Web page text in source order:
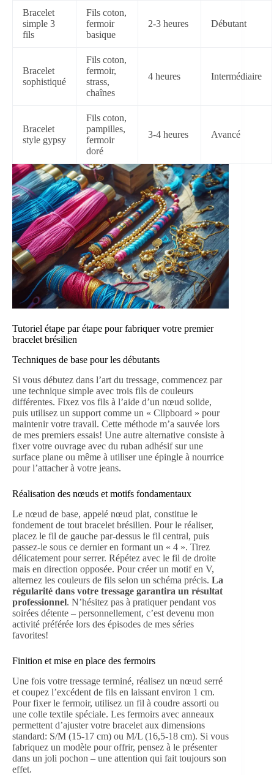
Bracelet
simple 3
fils
Fils coton,
fermoir
basique
2-3 heures Débutant
Bracelet
sophistiqué
Fils coton,
fermoir,
strass,
chaînes
4 heures Intermédiaire
Bracelet
style gypsy
Fils coton,
pampilles,
fermoir
doré
3-4 heures Avancé
Tutoriel étape par étape pour fabriquer votre premier
bracelet brésilien
Techniques de base pour les débutants
Si vous débutez dans l’art du tressage, commencez par
une technique simple avec trois fils de couleurs
différentes. Fixez vos fils à l’aide d’un nœud solide,
puis utilisez un support comme un « Clipboard » pour
maintenir votre travail. Cette méthode m’a sauvée lors
de mes premiers essais! Une autre alternative consiste à
fixer votre ouvrage avec du ruban adhésif sur une
surface plane ou même à utiliser une épingle à nourrice
pour l’attacher à votre jeans.
Réalisation des nœuds et motifs fondamentaux
Le nœud de base, appelé nœud plat, constitue le
fondement de tout bracelet brésilien. Pour le réaliser,
placez le fil de gauche par-dessus le fil central, puis
passez-le sous ce dernier en formant un « 4 ». Tirez
délicatement pour serrer. Répétez avec le fil de droite
mais en direction opposée. Pour créer un motif en V,
alternez les couleurs de fils selon un schéma précis. La
régularité dans votre tressage garantira un résultat
professionnel. N’hésitez pas à pratiquer pendant vos
soirées détente – personnellement, c’est devenu mon
activité préférée lors des épisodes de mes séries
favorites!
Finition et mise en place des fermoirs
Une fois votre tressage terminé, réalisez un nœud serré
et coupez l’excédent de fils en laissant environ 1 cm.
Pour fixer le fermoir, utilisez un fil à coudre assorti ou
une colle textile spéciale. Les fermoirs avec anneaux
permettent d’ajuster votre bracelet aux dimensions
standard: S/M (15-17 cm) ou M/L (16,5-18 cm). Si vous
fabriquez un modèle pour offrir, pensez à le présenter
dans un joli pochon – une attention qui fait toujours son
effet.